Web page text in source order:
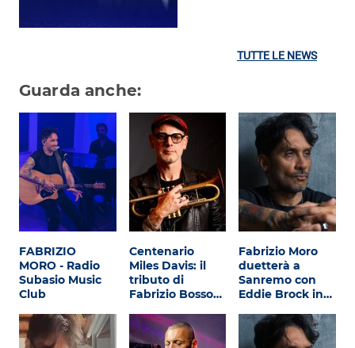
TUTTE LE NEWS
Guarda anche:
FABRIZIO
MORO - Radio
Subasio Music
Club
Centenario
Miles Davis: il
tributo di
Fabrizio Bosso…
Fabrizio Moro
duetterà a
Sanremo con
Eddie Brock in…